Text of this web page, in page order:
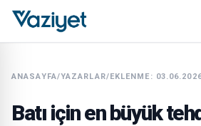
ANASAYFA/YAZARLAR/EKLENME:
Batı için en büyük